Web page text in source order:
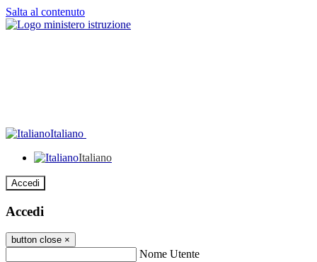
Salta al contenuto
Italiano
Italiano
Accedi
Accedi
button close ×
Nome Utente